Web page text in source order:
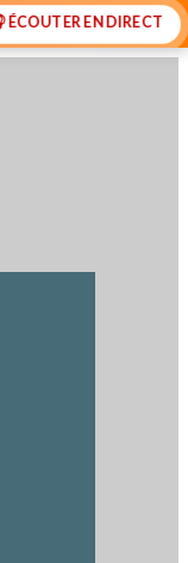
• 🌍
ÉCOUTER EN DIRECT